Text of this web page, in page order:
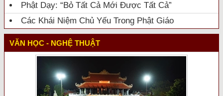
Phật Dạy: “Bỏ Tất Cả Mới Được Tất Cả”
Các Khái Niệm Chủ Yếu Trong Phật Giáo
VĂN HỌC - NGHỆ THUẬT